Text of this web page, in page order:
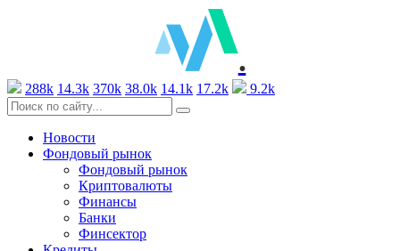
.
288k 14.3k 370k 38.0k 14.1k 17.2k 9.2k
Новости
Фондовый рынок
Фондовый рынок
Криптовалюты
Финансы
Банки
Финсектор